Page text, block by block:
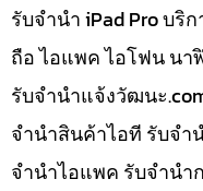
รับจำนำ iPad Pro บริ
ถือ ไอแพค ไอโฟน นา
รับจํานําแจ้งวัฒนะ
จำนำสินค้าไอที รับจ
จำนำไอแพค รับจำนำ